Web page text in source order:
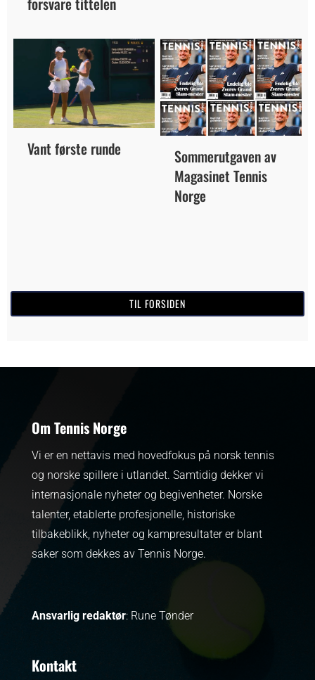
Vant første runde
Sommerutgaven av
Magasinet Tennis
Norge
TIL FORSIDEN
Om Tennis Norge
Vi er en nettavis med hovedfokus på norsk tennis
og norske spillere i utlandet. Samtidig dekker vi
internasjonale nyheter og begivenheter. Norske
talenter, etablerte profesjonelle, historiske
tilbakeblikk, nyheter og kampresultater er blant
saker som dekkes av Tennis Norge.
Ansvarlig redaktør: Rune Tønder
Kontakt